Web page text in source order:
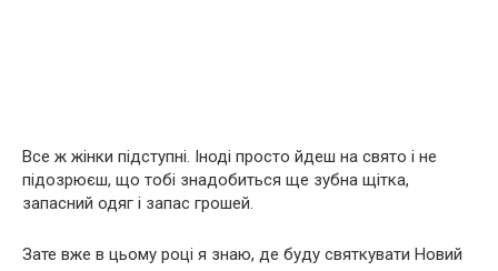
Все ж жінки підступні. Іноді просто йдеш на свято і не
підозрюєш, що тобі знадобиться ще зубна щітка,
запасний одяг і запас грошей.
Зате вже в цьому році я знаю, де буду святкувати Новий